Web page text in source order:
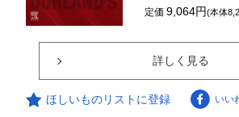
定価9,064円(本体
詳しく見る
ほしいものリストに登録 いい